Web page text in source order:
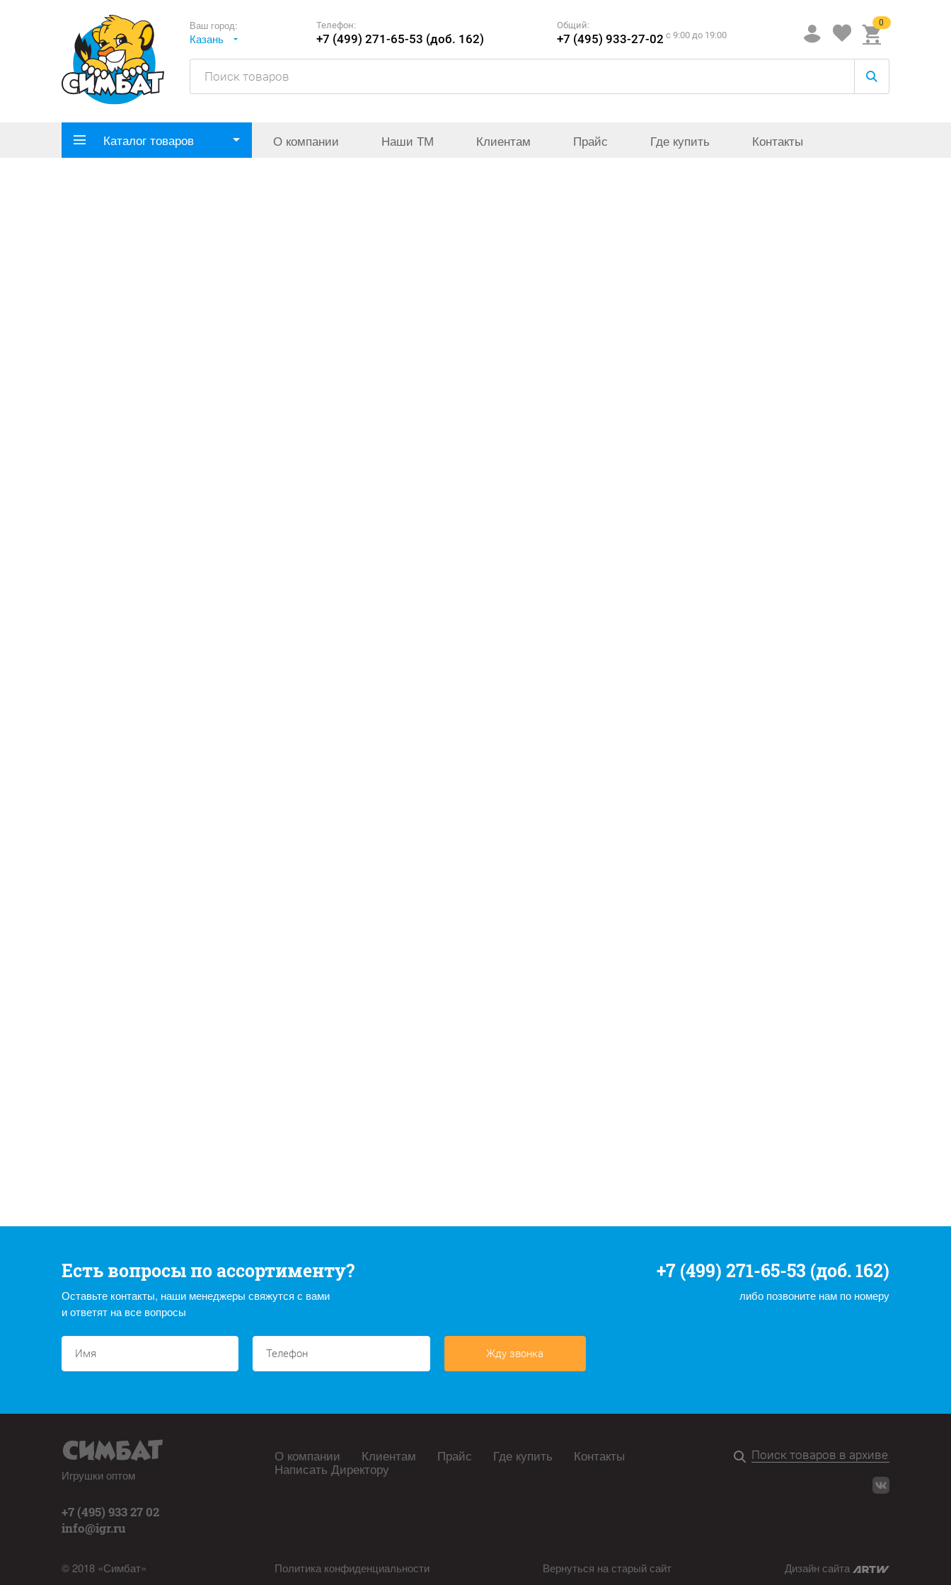
Ваш город:
Казань
Телефон:
+7 (499) 271-65-53 (доб. 162)
Общий:
+7 (495) 933-27-02 c 9:00 до 19:00
0
Каталог товаров О компании Наши ТМ Клиентам Прайс Где купить Контакты
Есть вопросы по ассортименту?
Оставьте контакты, наши менеджеры свяжутся с вами
и ответят на все вопросы
+7 (499) 271-65-53 (доб. 162)
либо позвоните нам по номеру
Жду звонка
Игрушки оптом
+7 (495) 933 27 02
info@igr.ru
© 2018 «Симбат»
О компании Клиентам Прайс Где купить Контакты
Написать Директору
Политика конфиденциальности Вернуться на старый сайт Дизайн сайта